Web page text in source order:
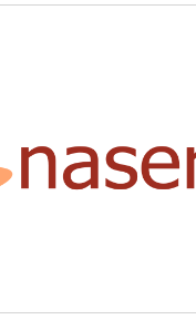
NASERTIC
tecnológicos y